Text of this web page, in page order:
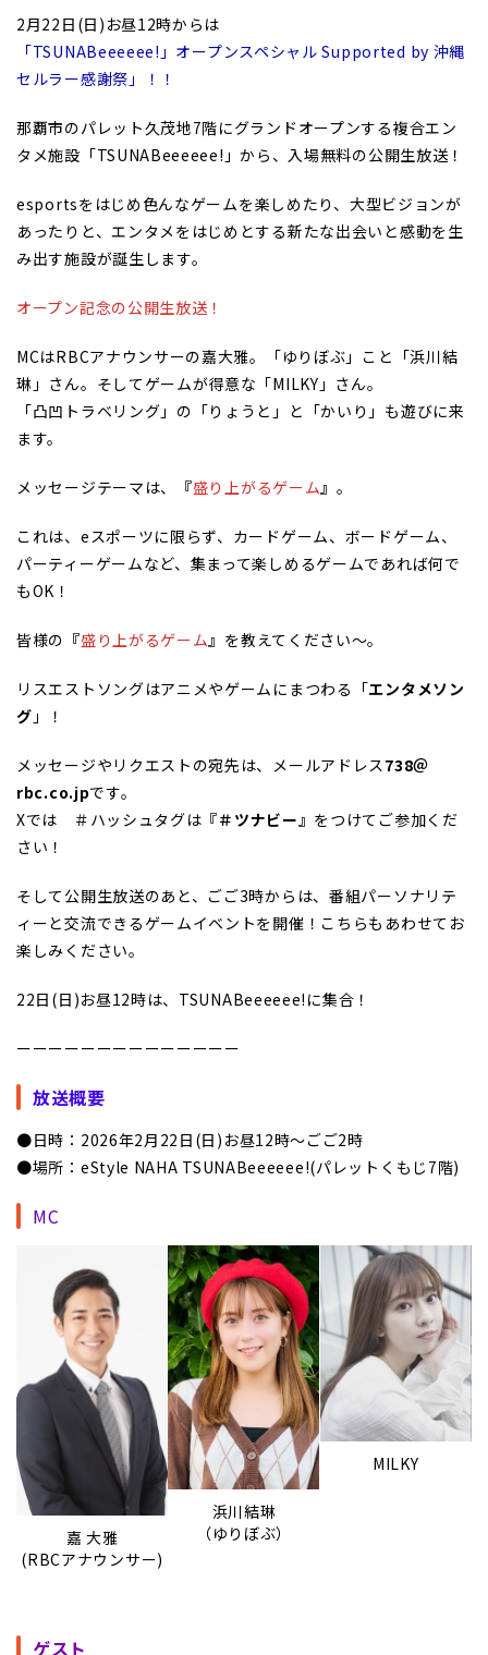
2月22日(日)お昼12時からは
「TSUNABeeeeee!」オープンスペシャル Supported by 沖縄
セルラー感謝祭」！！
那覇市のパレット久茂地7階にグランドオープンする複合エン
タメ施設「TSUNABeeeeee!」から、入場無料の公開生放送！
esportsをはじめ色んなゲームを楽しめたり、大型ビジョンが
あったりと、エンタメをはじめとする新たな出会いと感動を生
み出す施設が誕生します。
オープン記念の公開生放送！
MCはRBCアナウンサーの嘉大雅。「ゆりぼぶ」こと「浜川結
琳」さん。そしてゲームが得意な「MILKY」さん。
「凸凹トラベリング」の「りょうと」と「かいり」も遊びに来
ます。
メッセージテーマは、 『盛り上がるゲーム』。
これは、eスポーツに限らず、カードゲーム、ボードゲーム、
パーティーゲームなど、集まって楽しめるゲームであれば何で
もOK！
皆様の 『盛り上がるゲーム』 を教えてください～。
リスエストソングはアニメやゲームにまつわる「エンタメソン
グ 」！
メッセージやリクエストの宛先は、メールアドレス738＠
rbc.co.jpです。
Xでは ＃ハッシュタグは 『＃ツナビー』 をつけてご参加くだ
さい！
そして公開生放送のあと、ごご3時からは、番組パーソナリテ
ィーと交流できるゲームイベントを開催！こちらもあわせてお
楽しみください。
22日(日)お昼12時は、TSUNABeeeeee!に集合！
ーーーーーーーーーーーーーー
放送概要
●日時：2026年2月22日(日)お昼12時～ごご2時
●場所：eStyle NAHA TSUNABeeeeee!(パレットくもじ7階)
MC
嘉 大雅
(RBCアナウンサー)
浜川結琳
（ゆりぼぶ）
MILKY
ゲスト